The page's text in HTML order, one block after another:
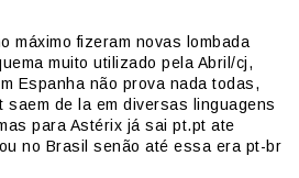
máximo fizeram novas lombada
muito utilizado pela Abril/cj,
Espanha não prova nada todas,
saem de la em diversas linguagens
para Astérix já sai pt.pt ate
no Brasil senão até essa era pt-br